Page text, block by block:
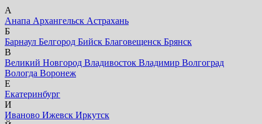
А
Анапа Архангельск Астрахань
Б
Барнаул Белгород Бийск Благовещенск Брянск
В
Великий Новгород Владивосток Владимир Волгоград
Вологда Воронеж
Е
Екатеринбург
И
Иваново Ижевск Иркутск